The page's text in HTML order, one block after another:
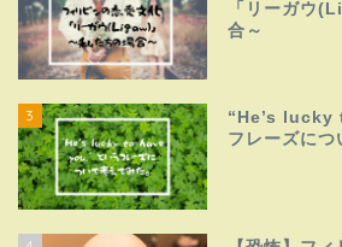
「リーガウ
合～
3
“He’s lucky
フレーズにつ